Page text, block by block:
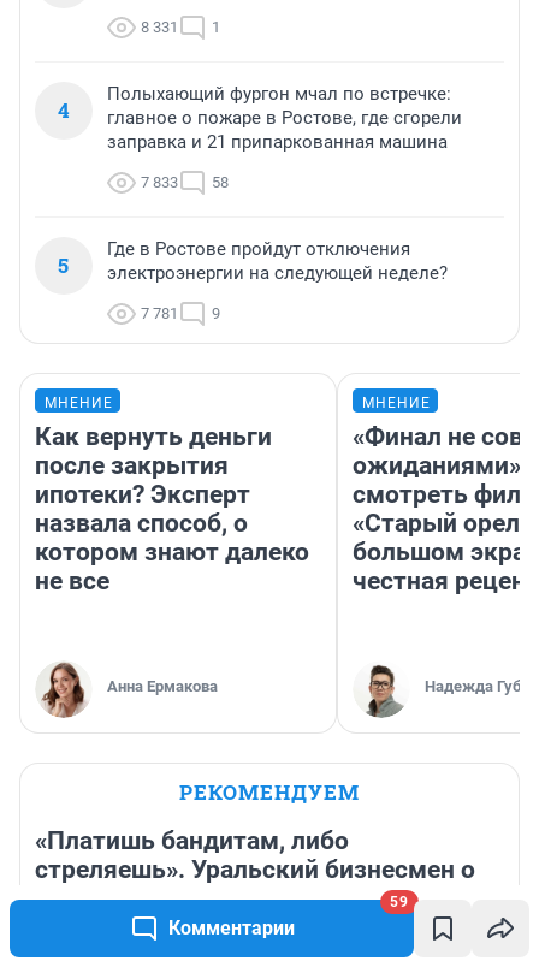
Комментарии
59
8 331 1
4
Полыхающий фургон мчал по встречке:
главное о пожаре в Ростове, где сгорели
заправка и 21 припаркованная машина
7 833 58
5
Где в Ростове пройдут отключения
электроэнергии на следующей неделе?
7 781 9
МНЕНИЕ
Как вернуть деньги
после закрытия
ипотеки? Эксперт
назвала способ, о
котором знают далеко
не все
Анна Ермакова
МНЕНИЕ
«Финал не
ожиданиями»:
смотреть
«Старый орел»
большом
честная
Надежда
РЕКОМЕНДУЕМ
«Платишь бандитам, либо
стреляешь». Уральский бизнесмен о
том, как в нулевые гнали фуры с
Дальнего Востока